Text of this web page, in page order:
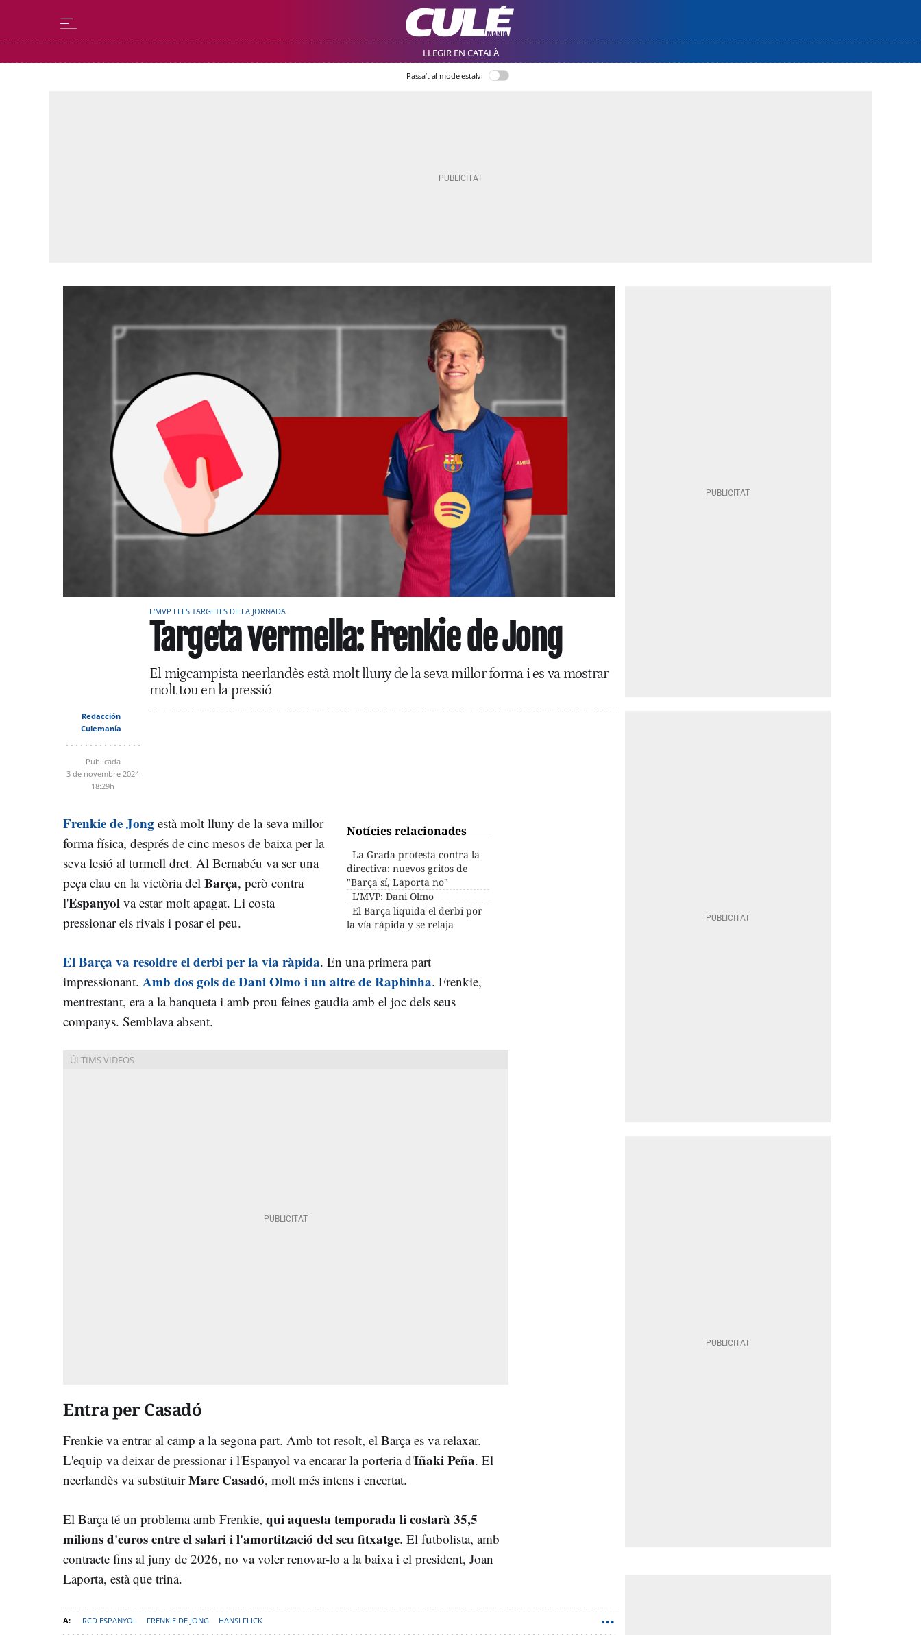
LLEGIR EN CATALÀ
Passa’t al mode estalvi
L'MVP I LES TARGETES DE LA JORNADA
Targeta vermella: Frenkie de Jong
El migcampista neerlandès està molt lluny de la seva millor forma i es va mostrar
molt tou en la pressió
Redacción
Culemanía
Publicada
3 de novembre 2024
18:29h
Notícies relacionades
La Grada protesta contra la
directiva: nuevos gritos de
"Barça sí, Laporta no"
L'MVP: Dani Olmo
El Barça liquida el derbi por
la vía rápida y se relaja
Frenkie de Jong està molt lluny de la seva millor
forma física, després de cinc mesos de baixa per la
seva lesió al turmell dret. Al Bernabéu va ser una
peça clau en la victòria del Barça, però contra
l'Espanyol va estar molt apagat. Li costa
pressionar els rivals i posar el peu.
El Barça va resoldre el derbi per la via ràpida. En una primera part
impressionant. Amb dos gols de Dani Olmo i un altre de Raphinha. Frenkie,
mentrestant, era a la banqueta i amb prou feines gaudia amb el joc dels seus
companys. Semblava absent.
Entra per Casadó
Frenkie va entrar al camp a la segona part. Amb tot resolt, el Barça es va relaxar.
L'equip va deixar de pressionar i l'Espanyol va encarar la porteria d'Iñaki Peña. El
neerlandès va substituirMarc Casadó, molt més intens i encertat.
El Barça té un problema amb Frenkie, qui aquesta temporada li costarà 35,5
milions d'euros entre el salari i l'amortització del seu fitxatge. El futbolista, amb
contracte fins al juny de 2026, no va voler renovar-lo a la baixa i el president, Joan
Laporta, està que trina.
RCD ESPANYOL FRENKIE DE JONG HANSI FLICK